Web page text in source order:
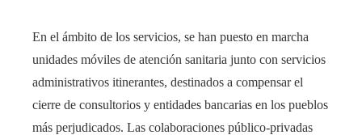
En el ámbito de los servicios, se han puesto en marcha
unidades móviles de atención sanitaria junto con servicios
administrativos itinerantes, destinados a compensar el
cierre de consultorios y entidades bancarias en los pueblos
más perjudicados. Las colaboraciones público-privadas